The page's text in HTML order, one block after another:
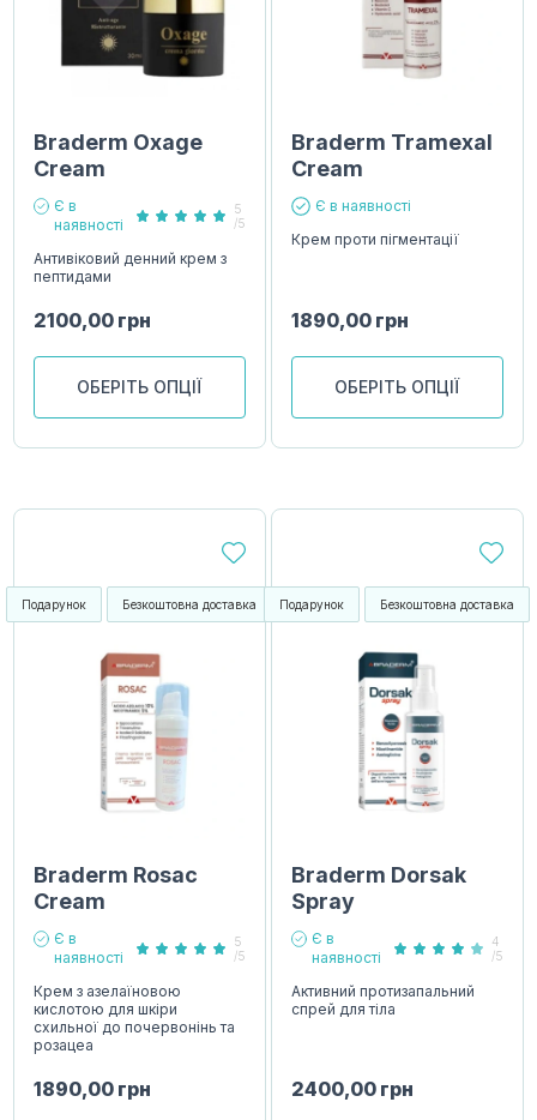
Braderm Oxage
Cream
Є в
наявності
5
/5
Антивіковий денний крем з
пептидами
2100,00 грн
ОБЕРІТЬ ОПЦІЇ
Braderm Tramexal
Cream
Є в наявності
Крем проти пігментації
1890,00 грн
ОБЕРІТЬ ОПЦІЇ
Подарунок Безкоштовна доставка
Braderm Rosac
Cream
Є в
наявності
5
/5
Крем з азелаїновою
кислотою для шкіри
схильної до почервонінь та
розацеа
1890,00 грн
Подарунок Безкоштовна доставка
Braderm Dorsak
Spray
Є в
наявності
4
/5
Активний протизапальний
спрей для тіла
2400,00 грн